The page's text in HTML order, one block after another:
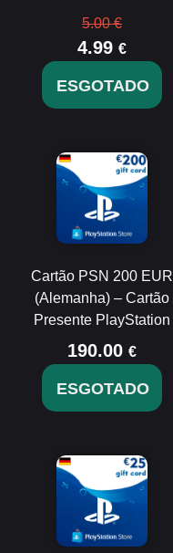
5.00 €
4.99 €
ESGOTADO
Cartão PSN 200 EUR
(Alemanha) – Cartão
Presente PlayStation
190.00 €
ESGOTADO